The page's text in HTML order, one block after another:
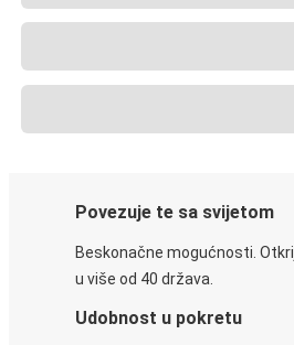
Povezuje te sa svijetom
Beskonačne mogućnosti.
u više od 40 država.
Udobnost u pokretu